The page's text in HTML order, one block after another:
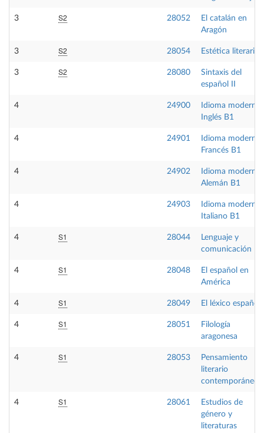
3 S2 28052
El catalán en
Aragón
3 S2 28054 Estética literaria
3 S2 28080
Sintaxis del
español II
4 24900
Idioma moderno
Inglés B1
4 24901
Idioma moderno
Francés B1
4 24902
Idioma moderno
Alemán B1
4 24903
Idioma moderno
Italiano B1
4 S1 28044
Lenguaje y
comunicación
4 S1 28048
El español en
América
4 S1 28049 El léxico español
4 S1 28051
Filología
aragonesa
4 S1 28053
Pensamiento
literario
contemporáneo
4 S1 28061
Estudios de
género y
literaturas